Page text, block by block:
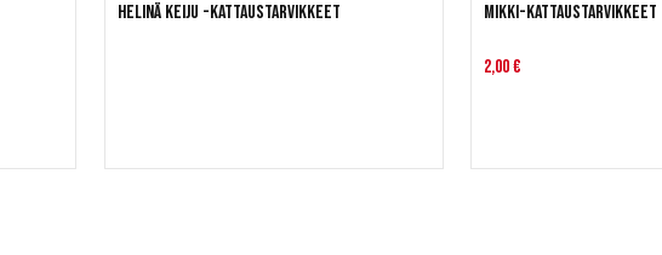
Helinä Keiju -kattaustarvikkeet Mikki-kattaustarvikkeet
2,00 €